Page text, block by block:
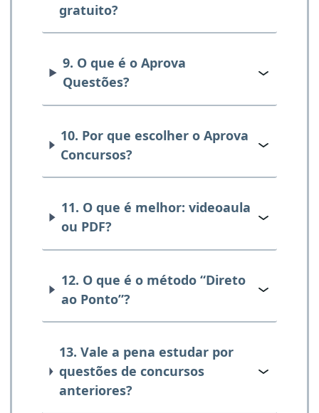
gratuito?
9. O que é o Aprova
Questões?
10. Por que escolher o Aprova
Concursos?
11. O que é melhor: videoaula
ou PDF?
12. O que é o método “Direto
ao Ponto”?
13. Vale a pena estudar por
questões de concursos
anteriores?